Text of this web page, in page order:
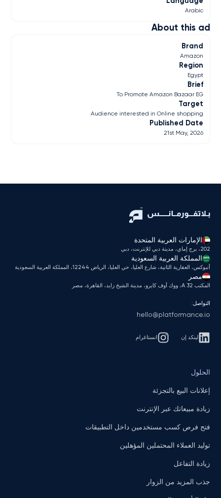
About this ad
Brand
Amazon
Region
Egypt
Brief
To Promote Amazon Bazaar EG
Target
Audience interested in Online shopping
Published Date
21st May, 2026
Arabic
الإمارات العربية المتحدة
202، برج إماي، مدينة دبي للإنترنت، دبي
المملكة العربية السعودية
أنبوكس، العقارية الثانية، شارع العليا، حي العليا، الرياض 12244، المملكة العربية السعودية
مصر
المكتب A 32، ووك أوف كايرو، مدينة الشيخ زايد، القاهرة، مصر
التواصل:
hello@platformance.io
لينكد إن انستاغرام
الحلول
إعلانات البيع بالتجزئة
زيادة مبيعاتك عبر الإنترنت
فتح فرص كسب مستخدمين داخل التطبيقات
توليد العملاء المحتملين المؤهلين
زيادة التفاعل
جذب المزيد من الزوار